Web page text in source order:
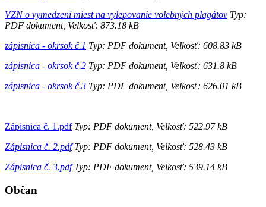
VZN o vymedzení miest na vylepovanie volebných plagátov Typ:
PDF dokument, Velkosť: 873.18 kB
zápisnica - okrsok č.1 Typ: PDF dokument, Velkosť: 608.83 kB
zápisnica - okrsok č.2 Typ: PDF dokument, Velkosť: 631.8 kB
zápisnica - okrsok č.3 Typ: PDF dokument, Velkosť: 626.01 kB
Zápisnica č. 1.pdfTyp: PDF dokument, Velkosť: 522.97 kB
Zápisnica č. 2.pdfTyp: PDF dokument, Velkosť: 528.43 kB
Zápisnica č. 3.pdfTyp: PDF dokument, Velkosť: 539.14 kB
Občan